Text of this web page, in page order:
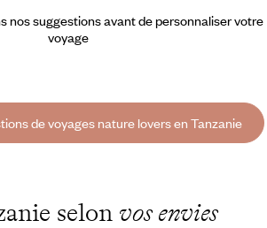
nos suggestions avant de personnaliser votre
voyage
de voyages nature lovers en Tanzanie
selon vos envies